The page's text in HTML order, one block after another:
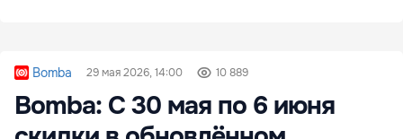
Bomba 29 мая 2026, 14:00 10 889
Bomba: С 30 мая по 6 июня